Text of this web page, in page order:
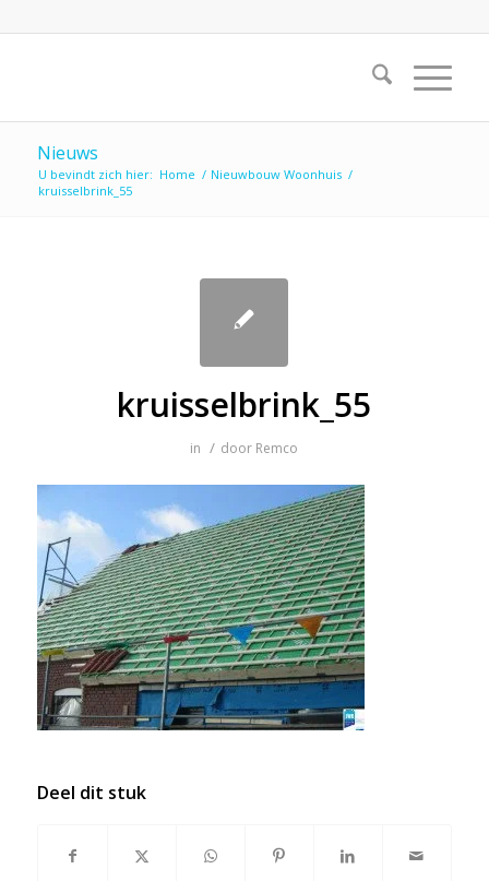
Nieuws
U bevindt zich hier: Home / Nieuwbouw Woonhuis /
kruisselbrink_55
kruisselbrink_55
in / door Remco
Deel dit stuk